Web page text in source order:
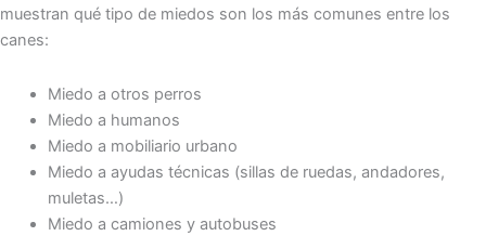
muestran qué tipo de miedos son los más comunes entre los
canes:
Miedo a otros perros
Miedo a humanos
Miedo a mobiliario urbano
Miedo a ayudas técnicas (sillas de ruedas, andadores,
muletas…)
Miedo a camiones y autobuses